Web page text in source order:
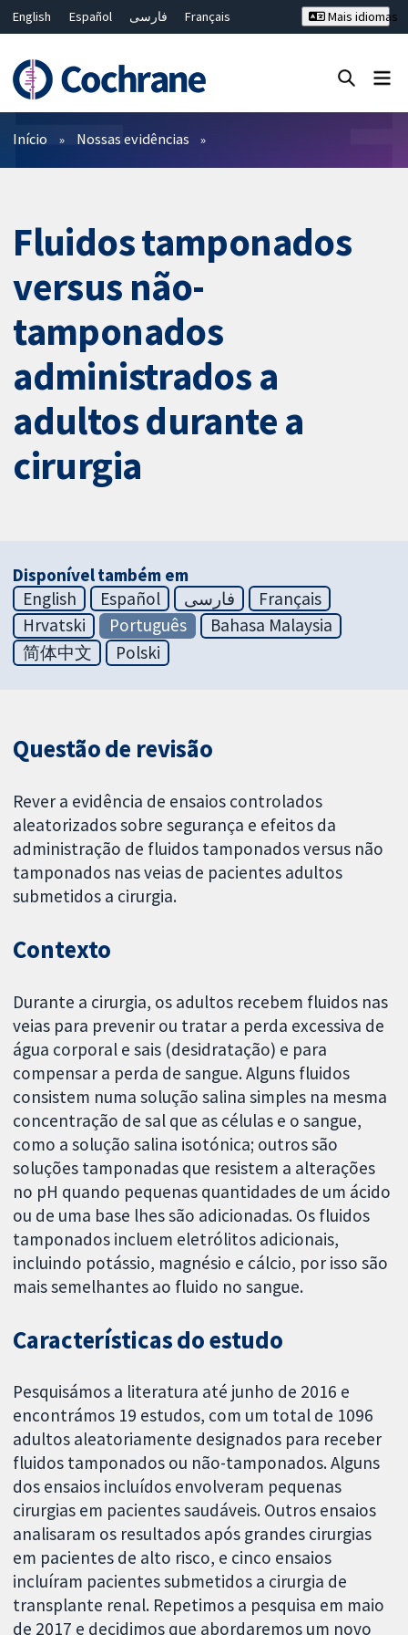
English Español فارسی
Français
Bahasa Malaysia
ไทย 繁體中文
Mais idiomas
Filtros
Início Nossas evidências
Fluidos tamponados
versus não-
tamponados
administrados a
adultos durante a
cirurgia
Disponível também em
English
Español فارسی
Français
Hrvatski
Português
Bahasa Malaysia
简体中文
Polski
Questão de revisão
Rever a evidência de ensaios controlados
aleatorizados sobre segurança e efeitos da
administração de fluidos tamponados versus não
tamponados nas veias de pacientes adultos
submetidos a cirurgia.
Contexto
Durante a cirurgia, os adultos recebem fluidos nas
veias para prevenir ou tratar a perda excessiva de
água corporal e sais (desidratação) e para
compensar a perda de sangue. Alguns fluidos
consistem numa solução salina simples na mesma
concentração de sal que as células e o sangue,
como a solução salina isotónica; outros são
soluções tamponadas que resistem a alterações
no pH quando pequenas quantidades de um ácido
ou de uma base lhes são adicionadas. Os fluidos
tamponados incluem eletrólitos adicionais,
incluindo potássio, magnésio e cálcio, por isso são
mais semelhantes ao fluido no sangue.
Características do estudo
Pesquisámos a literatura até junho de 2016 e
encontrámos 19 estudos, com um total de 1096
adultos aleatoriamente designados para receber
fluidos tamponados ou não-tamponados. Alguns
dos ensaios incluídos envolveram pequenas
cirurgias em pacientes saudáveis. Outros ensaios
analisaram os resultados após grandes cirurgias
em pacientes de alto risco, e cinco ensaios
incluíram pacientes submetidos a cirurgia de
transplante renal. Repetimos a pesquisa em maio
de 2017 e decidimos que abordaremos um novo